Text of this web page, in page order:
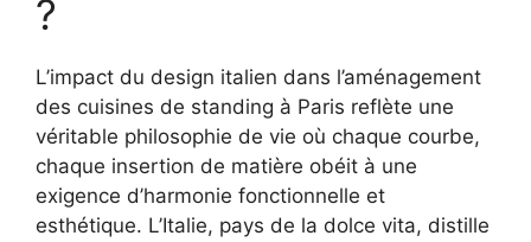
?
L’impact du design italien dans l’aménagement
des cuisines de standing à Paris reflète une
véritable philosophie de vie où chaque courbe,
chaque insertion de matière obéit à une
exigence d’harmonie fonctionnelle et
esthétique. L’Italie, pays de la dolce vita, distille